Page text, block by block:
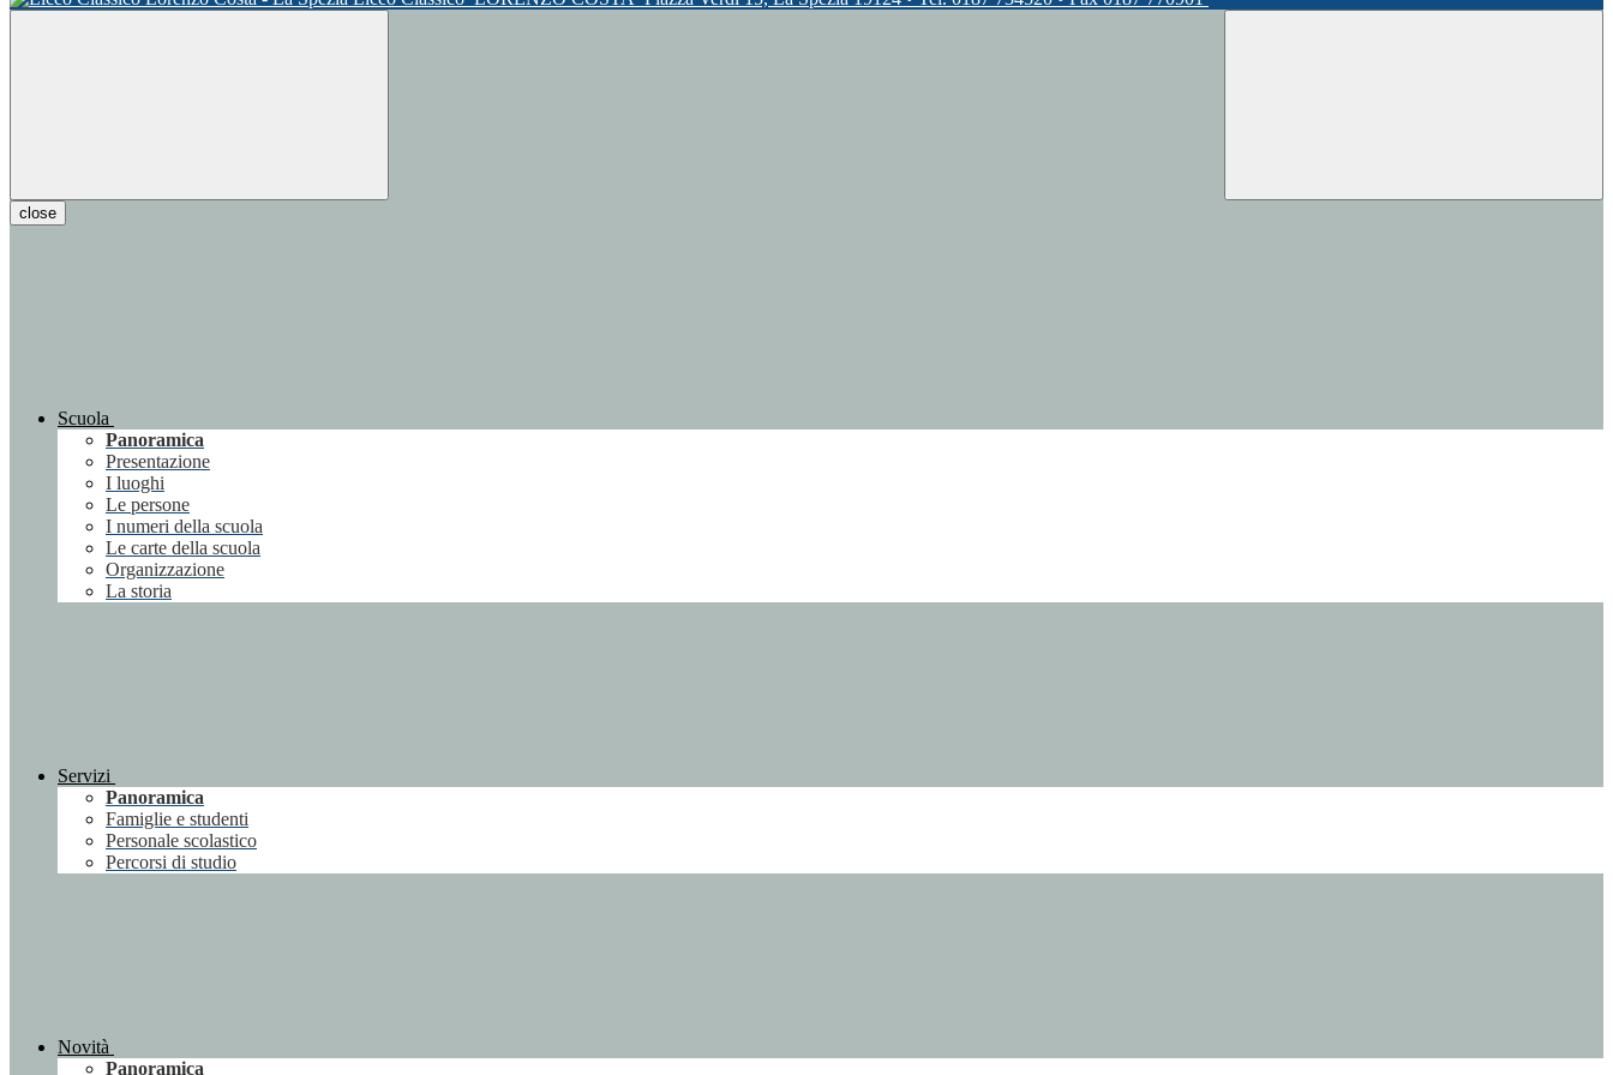
close
Scuola
Panoramica
Presentazione
I luoghi
Le persone
I numeri della scuola
Le carte della scuola
Organizzazione
La storia
Servizi
Panoramica
Famiglie e studenti
Personale scolastico
Percorsi di studio
Novità
Panoramica